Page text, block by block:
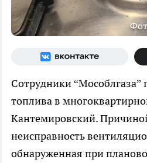
Сотрудники “Мособлгаза”
топлива в
Кантемировский.
неисправность
обнаруженная при